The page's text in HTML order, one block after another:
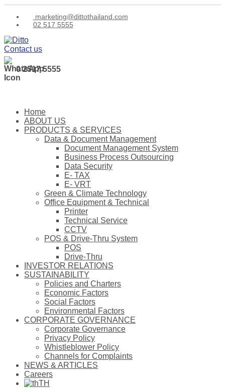
marketing@dittothailand.com
02 517 5555
Contact us
0 2517 5555
Home
ABOUT US
PRODUCTS & SERVICES
Data & Document Management
Document Management System
Business Process Outsourcing
Data Security
E- TAX
E- VRT
Green & Climate Technology
Office Equipment & Technical
Printer
Technical Service
CCTV
POS & Drive-Thru System
POS
Drive-Thru
INVESTOR RELATIONS
SUSTAINABILITY
Policies and Charters
Economic Factors
Social Factors
Environmental Factors
CORPORATE GOVERNANCE
Corporate Governance
Privacy Policy
Whistleblower Policy
Channels for Complaints
NEWS & ARTICLES
Careers
TH